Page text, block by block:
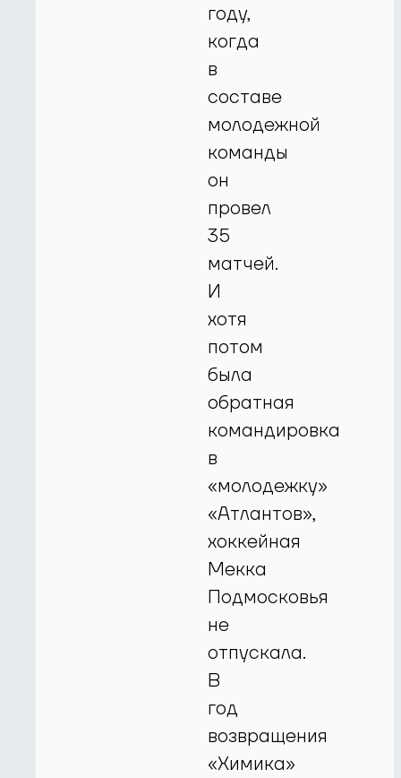
году,
когда
в
составе
молодежной
команды
он
провел
35
матчей.
И
хотя
потом
была
обратная
командировка
в
«молодежку»
«Атлантов»,
хоккейная
Мекка
Подмосковья
не
отпускала.
В
год
возвращения
«Химика»